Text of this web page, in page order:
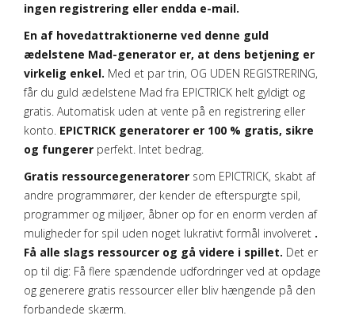
ingen registrering eller endda e-mail.
En af hovedattraktionerne ved denne guld
ædelstene Mad-generator er, at dens betjening er
virkelig enkel. Med et par trin, OG UDEN REGISTRERING,
får du guld ædelstene Mad fra EPICTRICK helt gyldigt og
gratis. Automatisk uden at vente på en registrering eller
konto. EPICTRICK generatorer er 100 % gratis, sikre
og fungerer perfekt. Intet bedrag.
Gratis ressourcegeneratorer som EPICTRICK, skabt af
andre programmører, der kender de efterspurgte spil,
programmer og miljøer, åbner op for en enorm verden af
muligheder for spil uden noget lukrativt formål involveret .
Få alle slags ressourcer og gå videre i spillet. Det er
op til dig: Få flere spændende udfordringer ved at opdage
og generere gratis ressourcer eller bliv hængende på den
forbandede skærm.